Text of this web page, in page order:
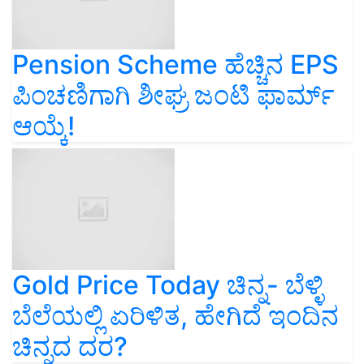
Pension Scheme ಹೆಚ್ಚಿನ EPS
ಪಿಂಚಣಿಗಾಗಿ ಶೀಘ್ರ ಜಂಟಿ ಫಾರ್ಮ್‌
ಆಯ್ಕೆ!
Gold Price Today ಚಿನ್ನ- ಬೆಳ್ಳಿ
ಬೆಲೆಯಲ್ಲಿ ಏರಿಳಿತ, ಹೇಗಿದೆ ಇಂದಿನ
ಚಿನ್ನದ ದರ?